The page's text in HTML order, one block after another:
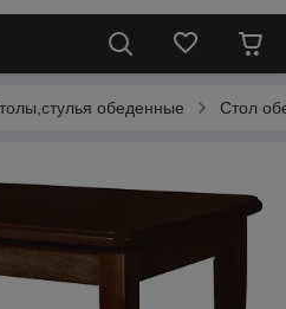
обеденные Стол